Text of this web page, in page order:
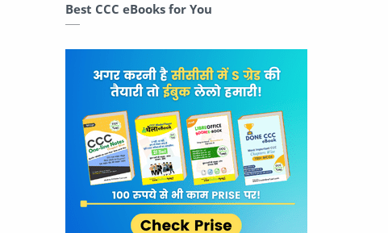
Best CCC eBooks for You